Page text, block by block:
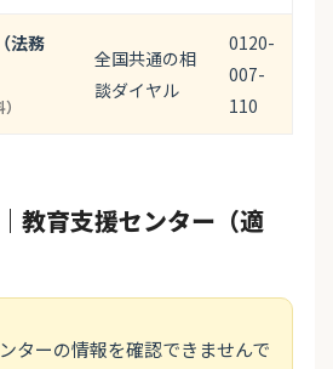
法務
全国共通の相
談ダイヤル
0120-
007-
110
教育支援センター（適
ターの情報を確認できませんで